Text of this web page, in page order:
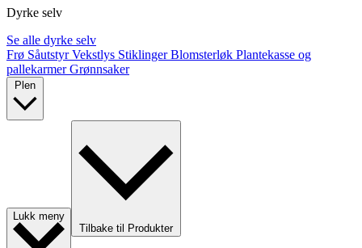
Dyrke selv
Se alle dyrke selv
Frø SåutstyrVekstlys StiklingerBlomsterløk Plantekasse og
pallekarmerGrønnsaker
Lukk meny
Tilbake til Produkter